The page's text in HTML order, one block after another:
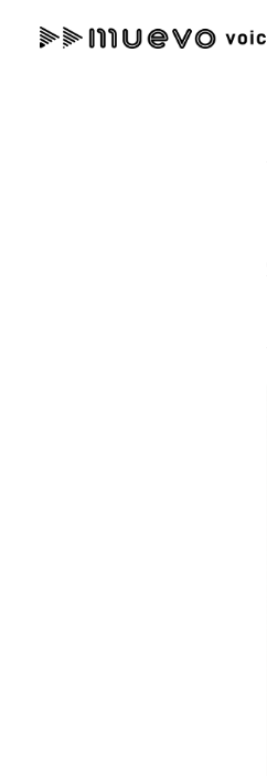
#女
"読者の声を形にする”音